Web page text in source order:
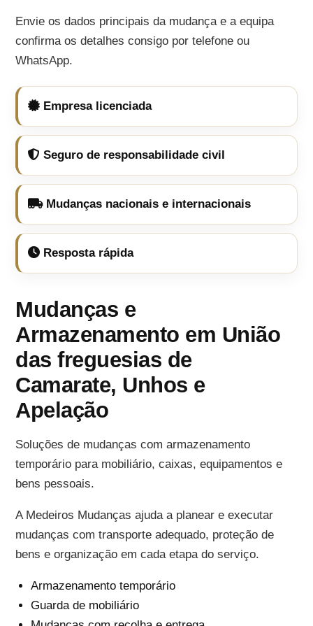
Envie os dados principais da mudança e a equipa
confirma os detalhes consigo por telefone ou
WhatsApp.
Empresa licenciada
Seguro de responsabilidade civil
Mudanças nacionais e internacionais
Resposta rápida
Mudanças e
Armazenamento em União
das freguesias de
Camarate, Unhos e
Apelação
Soluções de mudanças com armazenamento
temporário para mobiliário, caixas, equipamentos e
bens pessoais.
A Medeiros Mudanças ajuda a planear e executar
mudanças com transporte adequado, proteção de
bens e organização em cada etapa do serviço.
Armazenamento temporário
Guarda de mobiliário